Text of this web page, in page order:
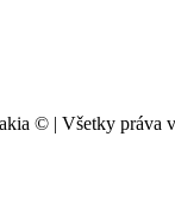
© | Všetky práva